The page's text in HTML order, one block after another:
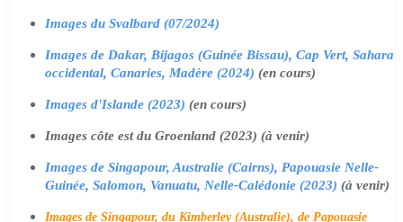
Images du Svalbard (07/2024)
Images de Dakar, Bijagos (Guinée Bissau), Cap Vert, Sahara
occidental, Canaries, Madère (2024) (en cours)
Images d'Islande (2023) (en cours)
Images côte est du Groenland (2023) (à venir)
Images de Singapour, Australie (Cairns), Papouasie Nelle-
Guinée, Salomon, Vanuatu, Nelle-Calédonie (2023) (à venir)
Images de Singapour, du Kimberley (Australie), de Papouasie